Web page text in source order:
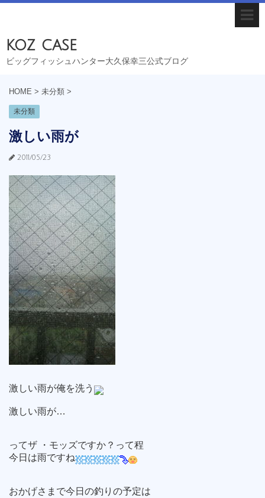
koz case
ビッグフィッシュハンター大久保幸三公式ブログ
HOME > 未分類 >
未分類
激しい雨が
2011/05/23
激しい雨が俺を洗う
激しい雨が…
ってザ ・モッズですか？って程
今日は雨ですね
おかげさまで今日の釣りの予定は